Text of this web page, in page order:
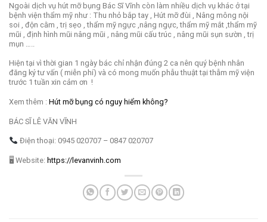
Ngoài dịch vụ hút mỡ bụng Bác Sĩ Vĩnh còn làm nhiều dịch vụ khác ở tại
bệnh viện thẩm mỹ như : Thu nhỏ bắp tay , Hút mỡ đùi , Nâng mông nội
soi , độn cằm , trị sẹo , thẩm mỹ ngực ,nâng ngực, thẩm mỹ mắt ,thẩm mỹ
mũi , định hình mũi nâng mũi , nâng mũi cấu trúc , nâng mũi sụn sườn , trị
mụn …..
Hiện tại vì thời gian 1 ngày bác chỉ nhận đúng 2 ca nên quý bệnh nhân
đăng ký tư vấn ( miễn phí) và có mong muốn phẫu thuật tại thẫm mỹ viện
trước 1 tuần xin cảm ơn !
Xem thêm : Hút mỡ bụng có nguy hiểm không?
BÁC SĨ LÊ VĂN VĨNH
Điện thoại: 0945 020707 – 0847 020707
🖥 Website: https://levanvinh.com